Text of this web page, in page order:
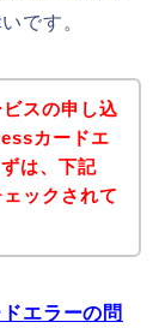
です。
スの申し込
カードエ
は、下記
ックされて
エラーの問